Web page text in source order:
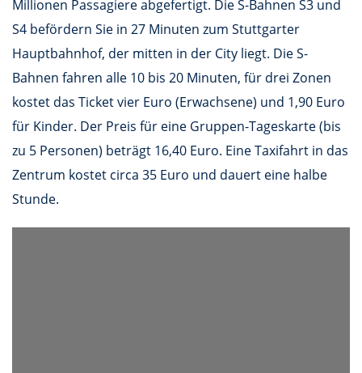
Millionen Passagiere abgefertigt. Die S-Bahnen S3 und
S4 befördern Sie in 27 Minuten zum Stuttgarter
Hauptbahnhof, der mitten in der City liegt. Die S-
Bahnen fahren alle 10 bis 20 Minuten, für drei Zonen
kostet das Ticket vier Euro (Erwachsene) und 1,90 Euro
für Kinder. Der Preis für eine Gruppen-Tageskarte (bis
zu 5 Personen) beträgt 16,40 Euro. Eine Taxifahrt in das
Zentrum kostet circa 35 Euro und dauert eine halbe
Stunde.